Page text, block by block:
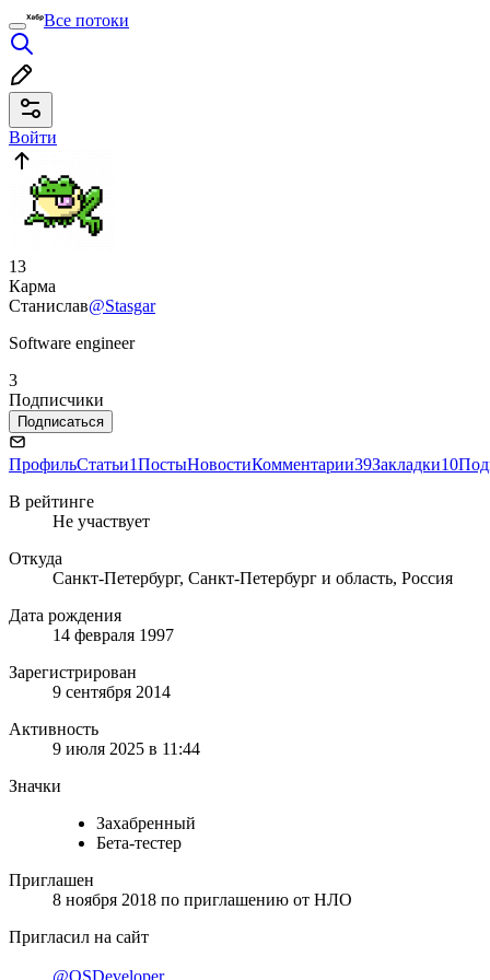
Все потоки
Войти
13
Карма
Станислав@Stasgar
Software engineer
3
Подписчики
Подписаться
ПрофильСтатьи1ПостыНовостиКомментарии39Закладки10
В рейтинге
Не участвует
Откуда
Санкт-Петербург, Санкт-Петербург и область, Россия
Дата рождения
14 февраля 1997
Зарегистрирован
9 сентября 2014
Активность
9 июля 2025 в 11:44
Значки
Захабренный
Бета-тестер
Приглашен
8 ноября 2018 по приглашению от НЛО
Пригласил на сайт
@OSDeveloper